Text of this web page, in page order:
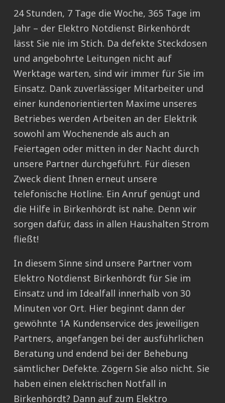
24 Stunden, 7 Tage die Woche, 365 Tage im
Jahr – der Elektro Notdienst Birkenhördt
lässt Sie nie im Stich. Da defekte Steckdosen
und angebohrte Leitungen nicht auf
Werktage warten, sind wir immer für Sie im
Einsatz. Dank zuverlässiger Mitarbeiter und
einer kundenorientierten Maxime unseres
Betriebes werden Arbeiten an der Elektrik
sowohl am Wochenende als auch an
Feiertagen oder mitten in der Nacht durch
unsere Partner durchgeführt. Für diesen
Zweck dient Ihnen erneut unsere
telefonische Hotline. Ein Anruf genügt und
die Hilfe in Birkenhördt ist nahe. Denn wir
sorgen dafür, dass in allen Haushalten Strom
fließt!
In diesem Sinne sind unsere Partner vom
Elektro Notdienst Birkenhördt für Sie im
Einsatz und im Idealfall innerhalb von 30
Minuten vor Ort. Hier beginnt dann der
gewöhnte 1A Kundenservice des jeweiligen
Partners, angefangen bei der ausführlichen
Beratung und endend bei der Behebung
sämtlicher Defekte. Zögern Sie also nicht. Sie
haben einen elektrischen Notfall in
Birkenhördt? Dann auf zum Elektro